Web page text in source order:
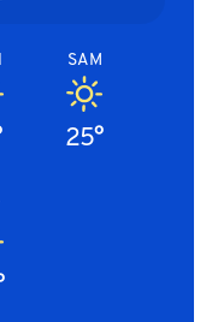
SAM
25°